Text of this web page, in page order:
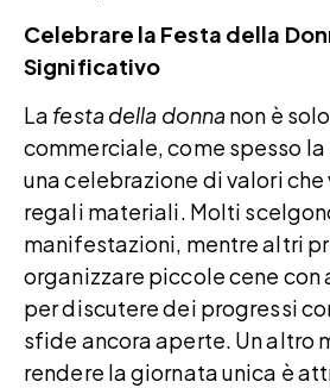
Celebrare la Festa della
Significativo
La festa della donnanon è
commerciale, come spesso
una celebrazione di valori che
regali materiali. Molti
manifestazioni, mentre altri
organizzare piccole cene con
per discutere dei progressi
sfide ancora aperte. Un altro
rendere la giornata unica è